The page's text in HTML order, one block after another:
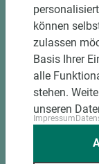
Art.-Nr.
Licht &
comfortplus
Edelstahl
können
zulassen
Basis Ihrer
alle
stehen.
unseren
Impressum